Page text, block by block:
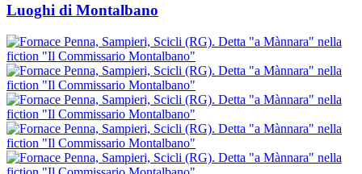
Luoghi di Montalbano